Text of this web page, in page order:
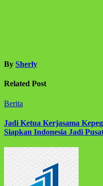
By Sherly
Related Post
Berita
Jadi Ketua Kerjasama
Siapkan Indonesia Jadi